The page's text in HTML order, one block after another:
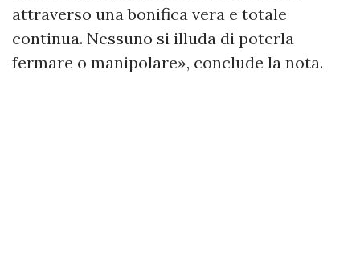
attraverso una bonifica vera e totale
continua. Nessuno si illuda di poterla
fermare o manipolare», conclude la nota.